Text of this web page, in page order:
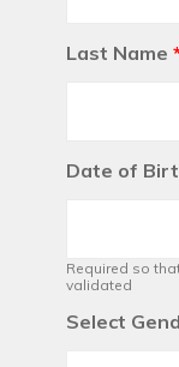
Last Name
Date of
Required so
validated
Select